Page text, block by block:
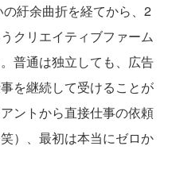
紆余曲折を経てから、2
クリエイティブファーム
普通は独立しても、広告
を継続して受けることが
ントから直接仕事の依頼
）、最初は本当にゼロか